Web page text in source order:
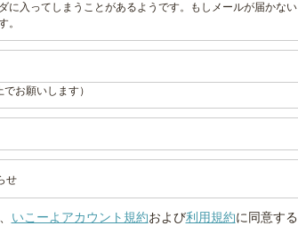
に入ってしまうことがあるようです。もしメールが届かない
。
お願いします）
せ
いこーよアカウント規約および利用規約に同意する